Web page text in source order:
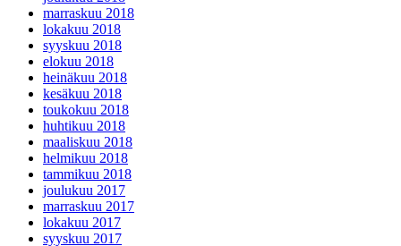
marraskuu 2018
lokakuu 2018
syyskuu 2018
elokuu 2018
heinäkuu 2018
kesäkuu 2018
toukokuu 2018
huhtikuu 2018
maaliskuu 2018
helmikuu 2018
tammikuu 2018
joulukuu 2017
marraskuu 2017
lokakuu 2017
syyskuu 2017